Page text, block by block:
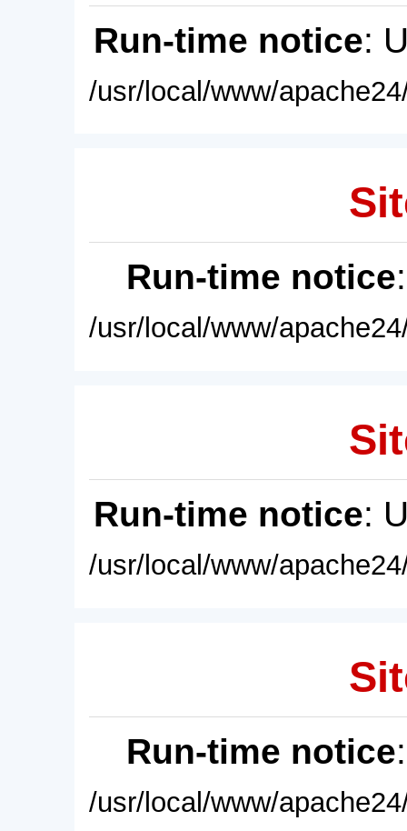
Run-time notice:
/usr/local/www/
Run-time notice
/usr/local/www/
Run-time notice:
/usr/local/www/
Run-time notice
/usr/local/www/